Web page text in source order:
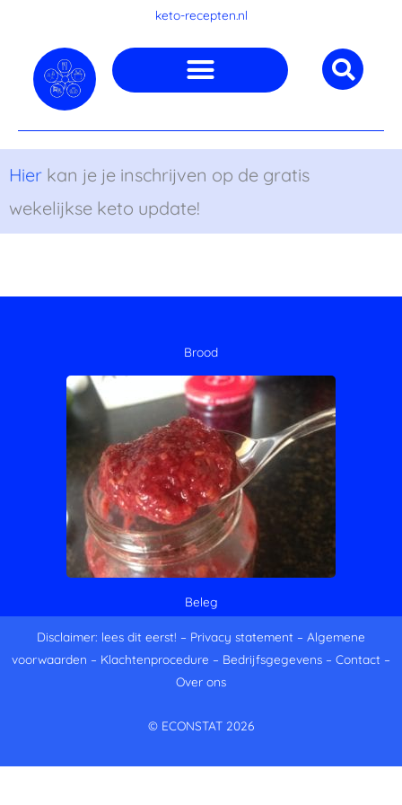
inhoud
keto-recepten.nl
Hier kan je je inschrijven op de gratis
wekelijkse keto update!
Brood
Beleg
Disclaimer: lees dit eerst! – Privacy statement – Algemene
voorwaarden – Klachtenprocedure – Bedrijfsgegevens – Contact –
Over ons
© ECONSTAT 2026